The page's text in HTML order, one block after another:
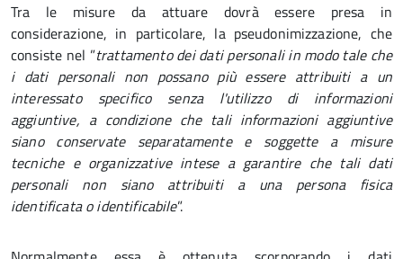
Tra le misure da attuare dovrà essere presa in
considerazione, in particolare, la pseudonimizzazione, che
consiste nel ”trattamento dei dati personali in modo tale che
i dati personali non possano più essere attribuiti a un
interessato specifico senza l'utilizzo di informazioni
aggiuntive, a condizione che tali informazioni aggiuntive
siano conservate separatamente e soggette a misure
tecniche e organizzative intese a garantire che tali dati
personali non siano attribuiti a una persona fisica
identificata o identificabile”.